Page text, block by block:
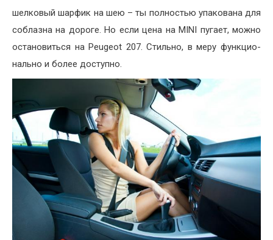
шелковый шарфик на шею – ты полностью упакована для
соблазна на дороге. Но если цена на MI­NI пугает, можно
остановиться на Peugeot 207. Стиль­но, в меру функцио­
нально и более доступно.